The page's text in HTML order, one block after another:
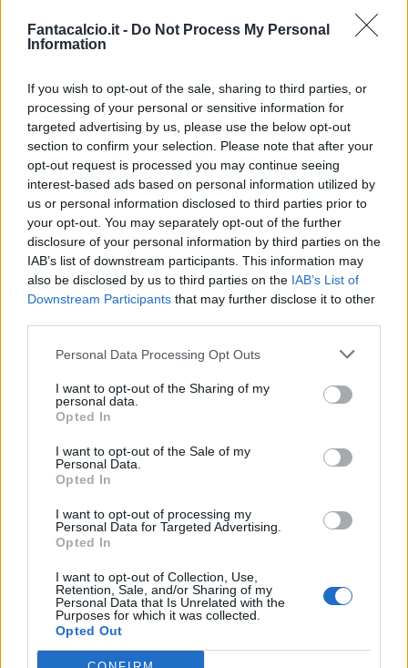
Fantacalcio.it - Do Not Process My Personal
Information
If you wish to opt-out of the sale, sharing to third parties, or
processing of your personal or sensitive information for
targeted advertising by us, please use the below opt-out
section to confirm your selection. Please note that after your
opt-out request is processed you may continue seeing
interest-based ads based on personal information utilized by
us or personal information disclosed to third parties prior to
your opt-out. You may separately opt-out of the further
disclosure of your personal information by third parties on the
IAB’s list of downstream participants. This information may
also be disclosed by us to third parties on the IAB’s List of
Downstream Participants that may further disclose it to other
Personal Data Processing Opt Outs
I want to opt-out of the Sharing of my
personal data.
Opted In
I want to opt-out of the Sale of my
Personal Data.
Opted In
I want to opt-out of processing my
Personal Data for Targeted Advertising.
Opted In
I want to opt-out of Collection, Use,
Retention, Sale, and/or Sharing of my
Personal Data that Is Unrelated with the
Purposes for which it was collected.
Opted Out
ITALIA
tempo, che non il 4-3-2-1 del primo, per la
presenza di più giocatori nella parte interna del
campo, dove impazza il palleggio spagnolo.
Regge solo la difesa centrale: pochissimo.
NO -? Alla Nazionale, manca la vittoria dal 10-9,
contro la Repubblica Ceca, guarda caso, nell?
ultima partita veramente decisiva, in vista dei
Mondiali. Non amiamo le amichevoli, soprattutto
inserite fra 2 turni di campionato.
"DIFFERENZA DI CONDIZIONE? NO: DI TESTA!"
Prandelli parla di ?imbarazzante differenza di
condizione?, non potendo seminare sospetti.
differenza, atavica, è di ?testa?, quando
affrontiamo amichevoli, fra un turno e l?altro di
campionato. Gli altri le prendono sul serio. Noi
no. La nostra cultura sportiva, purtroppo, è solo
Discutete le mie pagelle e opinioni
9-3/12,30-14,30 - Mi trovate (risposte), se vedete
la partita, prima, nell'intervallo e dopo. Mi